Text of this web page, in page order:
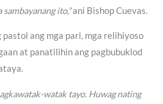
ito,”ani Bishop Cuevas.
ang mga pari, mga relihiyoso
at panatilihin ang pagbubuklod
watak tayo. Huwag nating